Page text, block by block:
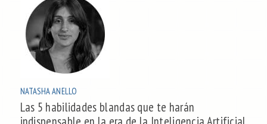
NATASHA ANELLO
Las 5 habilidades blandas que te harán